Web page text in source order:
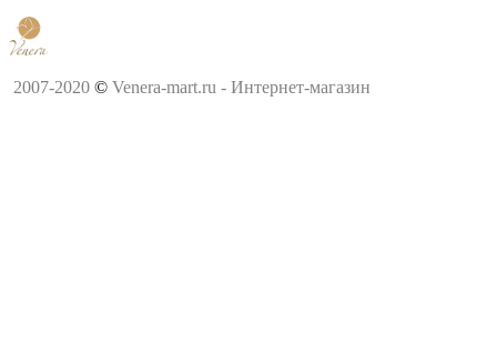
2007-2020 © Venera-mart.ru - Интернет-магазин